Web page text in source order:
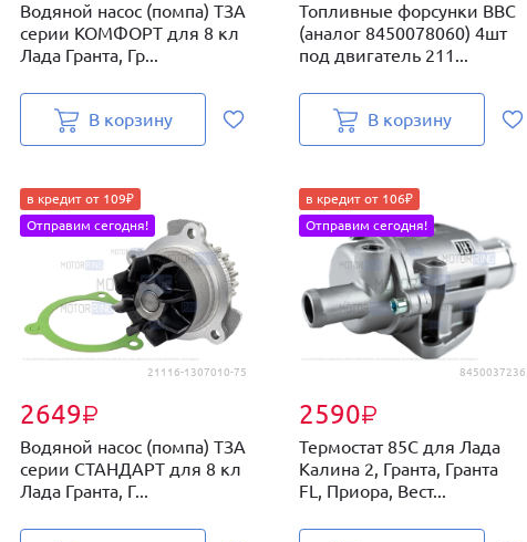
Водяной насос (помпа) ТЗА
серии КОМФОРТ для 8 кл
Лада Гранта, Гр...
В корзину
Топливные форсунки BBC
(аналог 8450078060) 4шт
под двигатель 211...
В корзину
21116-1307010-75
2649₽
в кредит от 109₽
Отправим сегодня!
Водяной насос (помпа) ТЗА
серии СТАНДАРТ для 8 кл
Лада Гранта, Г...
8450037236
2590₽
в кредит от 106₽
Отправим сегодня!
Термостат 85C для Лада
Калина 2, Гранта, Гранта
FL, Приора, Вест...